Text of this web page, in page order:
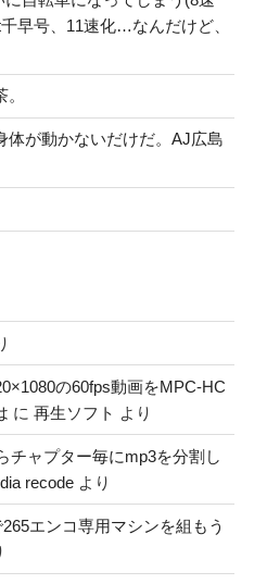
早号、11速化…なんだけど、
体が動かないだけだ。AJ広島
の60fps動画をMPC-HC
に 再生ソフト より
チャプター毎にmp3を分割し
recode より
エンコ専用マシンを組もう